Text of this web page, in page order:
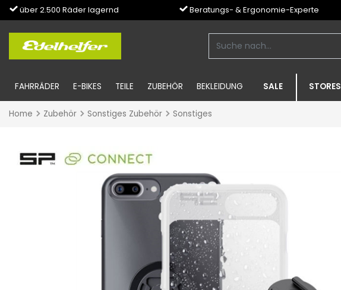
über 2.500 Räder lagernd Beratungs- & Ergonomie-Experte
FAHRRÄDER E-BIKES TEILE ZUBEHÖR BEKLEIDUNG SALE STORES
Home Zubehör Sonstiges Zubehör Sonstiges